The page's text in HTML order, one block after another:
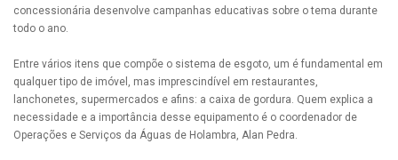
concessionária desenvolve campanhas educativas sobre o tema durante
todo o ano.
Entre vários itens que compõe o sistema de esgoto, um é fundamental em
qualquer tipo de imóvel, mas imprescindível em restaurantes,
lanchonetes, supermercados e afins: a caixa de gordura. Quem explica a
necessidade e a importância desse equipamento é o coordenador de
Operações e Serviços da Águas de Holambra, Alan Pedra.